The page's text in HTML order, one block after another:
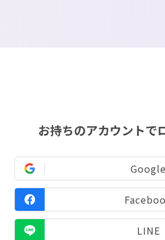
お持ちのアカウントで
Google
LINE